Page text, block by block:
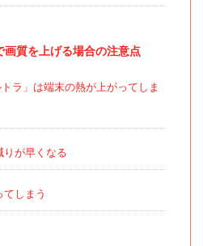
質を上げる場合の注意点
ラ」は端末の熱が上がってしま
りが早くなる
しまう